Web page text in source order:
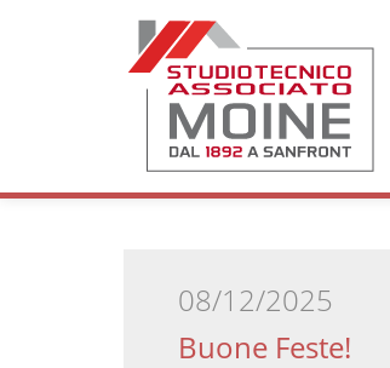
08/12/2025
Buone Feste!